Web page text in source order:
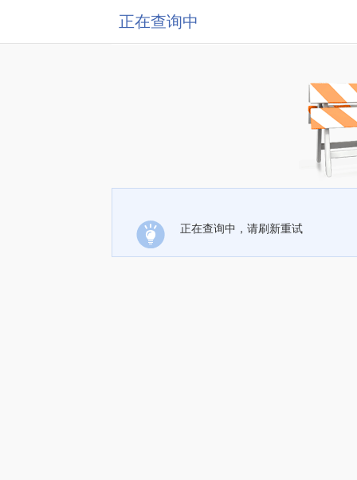
正在查询中
正在查询中，请刷新重试